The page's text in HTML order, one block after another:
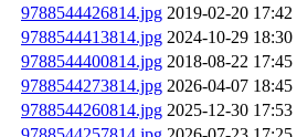
9788544426814.jpg 2019-02-20 17:42
9788544413814.jpg 2024-10-29 18:30
9788544400814.jpg 2018-08-22 17:45
9788544273814.jpg 2026-04-07 18:45
9788544260814.jpg 2025-12-30 17:53